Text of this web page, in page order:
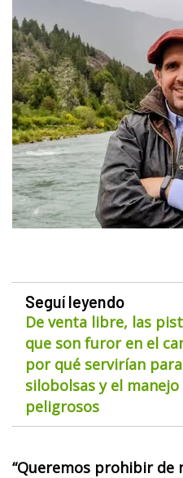
Seguí leyendo
De venta libre, las
que son furor en el
por qué servirían
silobolsas y el
peligrosos
“Queremos prohibir de